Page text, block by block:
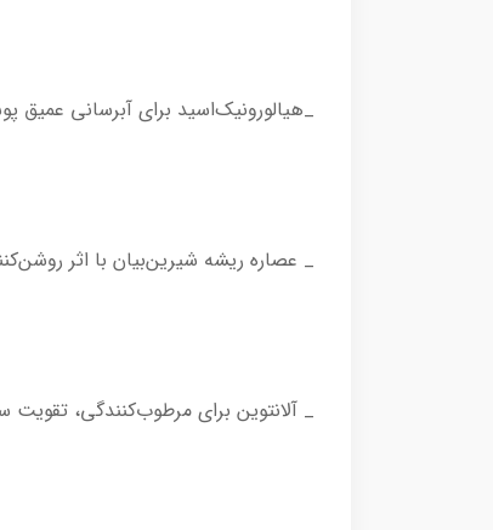
_هیالورونیک‌اسید برای آبرسانی
_ عصاره ریشه شیرین‌بیان با اثر
_ آلانتوین برای مرطوب‌کنندگی،